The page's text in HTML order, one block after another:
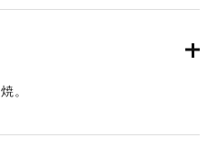
す。破壊を逃れた二基の標柱
っそりと庭の片隅に立てられ
。